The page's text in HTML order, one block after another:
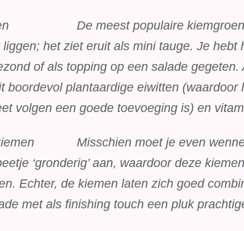
De meest populaire
het ziet eruit als mini tauge. Je
of als topping op een salade
boordevol plantaardige eiwitten
volgen een goede toevoeging is) en
Misschien moet je even
‘gronderig’ aan, waardoor deze
Echter, de kiemen laten zich goed
met als finishing touch een pluk